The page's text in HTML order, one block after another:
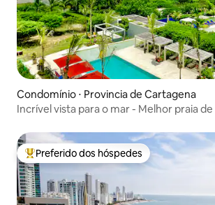
Condomínio ⋅ Provincia de Cartagena
Incrível vista para o mar - Melhor praia
Entre os melhores preferidos dos hóspedes
Preferido dos hóspedes